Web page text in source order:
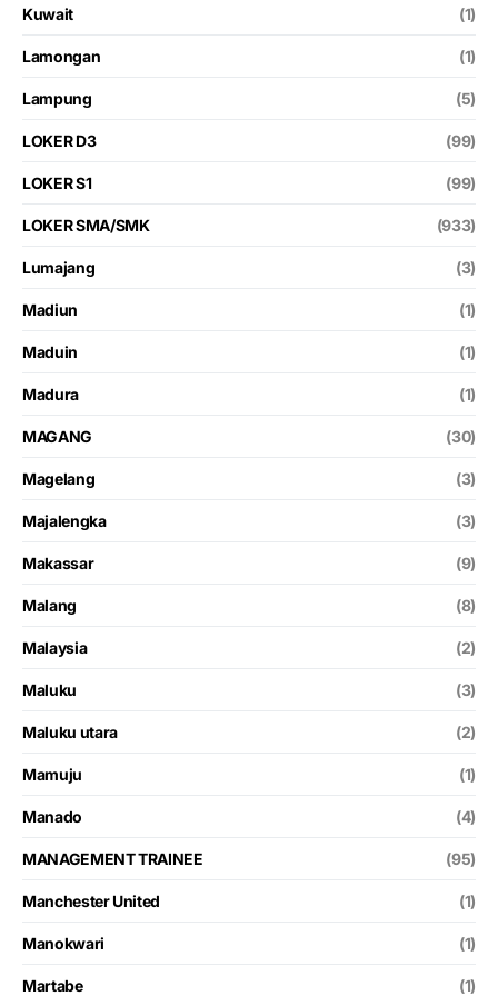
Kuwait (1)
Lamongan (1)
Lampung (5)
LOKER D3 (99)
LOKER S1 (99)
LOKER SMA/SMK (933)
Lumajang (3)
Madiun (1)
Maduin (1)
Madura (1)
MAGANG (30)
Magelang (3)
Majalengka (3)
Makassar (9)
Malang (8)
Malaysia (2)
Maluku (3)
Maluku utara (2)
Mamuju (1)
Manado (4)
MANAGEMENT TRAINEE (95)
Manchester United (1)
Manokwari (1)
Martabe (1)